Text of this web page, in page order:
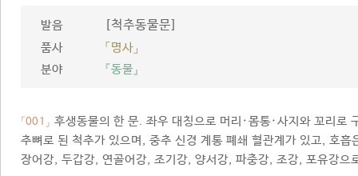
발음 [척추동물문]
품사
「명사」
분야
『동물』
「001」 후생동물의 한 문. 좌우 대칭으로 머리·몸통·사지와 꼬리로
추뼈로 된 척추가 있으며, 중추 신경 계통 폐쇄 혈관계가 있고, 호
장어강, 두갑강, 연골어강, 조기강, 양서강, 파충강, 조강, 포유강으